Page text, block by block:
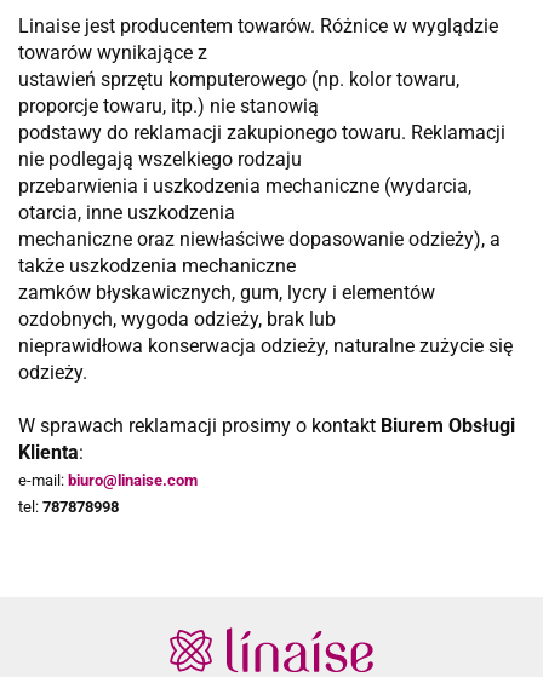
Linaise jest producentem towarów. Różnice w wyglądzie
towarów wynikające z
ustawień sprzętu komputerowego (np. kolor towaru,
proporcje towaru, itp.) nie stanowią
podstawy do reklamacji zakupionego towaru. Reklamacji
nie podlegają wszelkiego rodzaju
przebarwienia i uszkodzenia mechaniczne (wydarcia,
otarcia, inne uszkodzenia
mechaniczne oraz niewłaściwe dopasowanie odzieży), a
także uszkodzenia mechaniczne
zamków błyskawicznych, gum, lycry i elementów
ozdobnych, wygoda odzieży, brak lub
nieprawidłowa konserwacja odzieży, naturalne zużycie się
odzieży.
W sprawach reklamacji prosimy o kontakt Biurem Obsługi
Klienta:
e-mail: biuro@linaise.com
tel: 787878998